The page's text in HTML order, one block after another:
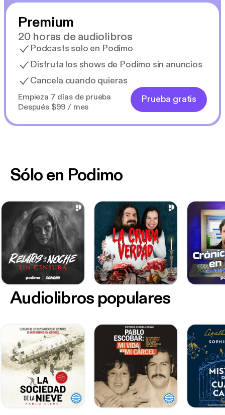
Premium
20 horas de audiolibros
Podcasts solo en Podimo
Disfruta los shows de Podimo sin anuncios
Cancela cuando quieras
Empieza 7 días de prueba
Después $99 / mes
Prueba gratis
Sólo en Podimo
Audiolibros populares